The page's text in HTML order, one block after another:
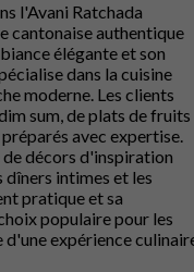
l'Avani Ratchada
cantonaise authentique
élégante et son
dans la cuisine
moderne. Les clients
sum, de plats de fruits
avec expertise.
décors d'inspiration
intimes et les
pratique et sa
populaire pour les
expérience